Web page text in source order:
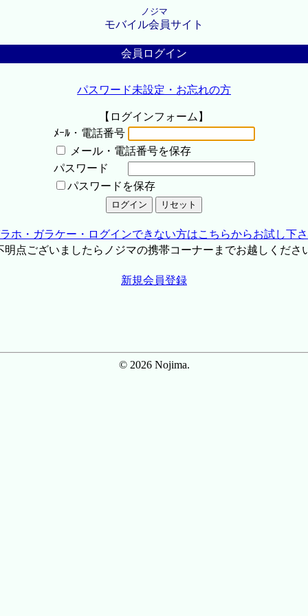
ノジマ
モバイル会員サイト
会員ログイン
パスワード未設定・お忘れの方
【ログインフォーム】
ﾒｰﾙ・電話番号
メール・電話番号を保存
パスワード
パスワードを保存
ホ・ガラケー・ログインできない方はこちらからお試し下
点ございましたらノジマの携帯コーナーまでお越しくださ
新規会員登録
© 2026 Nojima.